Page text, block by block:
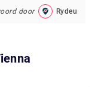
door Rydeu